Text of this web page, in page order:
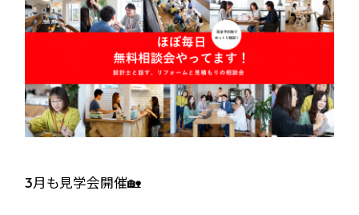
3月も見学会開催🏡